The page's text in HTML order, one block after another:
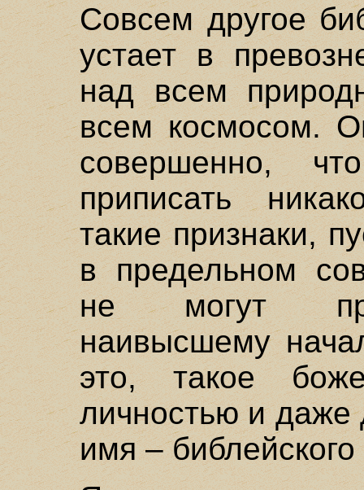
Совсем другое
устает в
над всем
всем космосом.
совершенно,
приписать
такие признаки,
в предельном
не могут
наивысшему
это, такое
личностью и даже
имя –